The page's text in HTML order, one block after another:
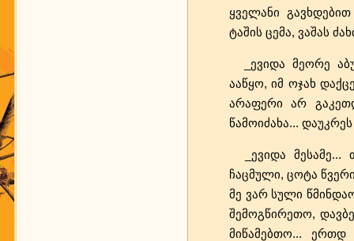
ყველანი
ტაშის ცემა, ვაშას
_ევიდა მეორე
ააწყო, იმ ოჯახ
არაფერი არ
წამოიძახა...
_ევიდა მესამე...
ჩაცმული, ცოტა
მე ვარ სული
შემოგწირეთო,
მიწამებთო...